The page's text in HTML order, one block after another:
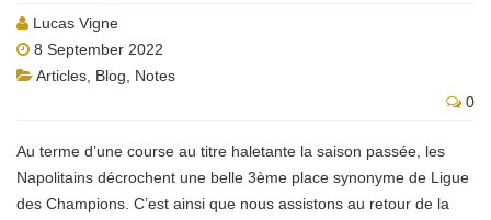
Lucas Vigne
8 September 2022
Articles Blog
Notes
0
Au terme d’une course au titre haletante la saison passée, les
Napolitains décrochent une belle 3ème place synonyme de Ligue
des Champions. C’est ainsi que nous assistons au retour de la